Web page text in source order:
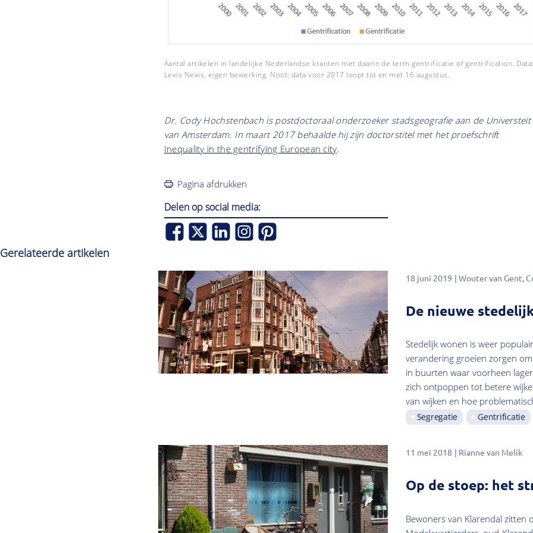
Aantal artikelen in landelijke Nederlandse kranten met daarin de term gentrificatie of gentrification.
Lexis Nexis, eigen bewerking. Noot: data voor 2017 loopt tot en met 16 augustus.
Dr. Cody Hochstenbach is postdoctoraal onderzoeker stadsgeografie aan de Universteit
van Amsterdam. In maart 2017 behaalde hij zijn doctorstitel met het proefschrift
Inequality in the gentrifying European city.
Pagina afdrukken
Delen op social media:
Gerelateerde artikelen
18 juni 2019 Wouter van Gent
De nieuwe
Stedelijk wonen is weer
verandering groeien zorgen
in buurten waar voorheen
zich ontpoppen tot betere
van wijken en hoe
Segregatie Gentrificatie
11 mei 2018 Rianne van Melik
Op de stoep: het
Bewoners van Klarendal zitten